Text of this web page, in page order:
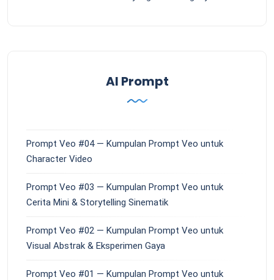
AI Prompt
Prompt Veo #04 — Kumpulan Prompt Veo untuk
Character Video
Prompt Veo #03 — Kumpulan Prompt Veo untuk
Cerita Mini & Storytelling Sinematik
Prompt Veo #02 — Kumpulan Prompt Veo untuk
Visual Abstrak & Eksperimen Gaya
Prompt Veo #01 — Kumpulan Prompt Veo untuk